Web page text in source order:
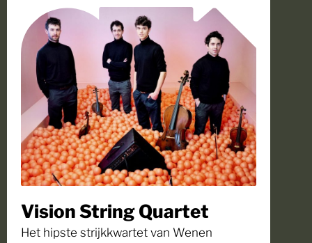
Vision String Quartet
Het hipste strijkkwartet van Wenen